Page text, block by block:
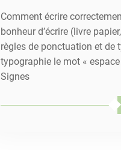
Comment écrire
bonheur d’écrire (livre
règles de ponctuation et de
typographie le mot «
Signes